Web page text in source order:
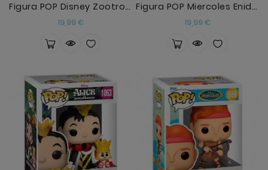
Figura POP Disney Zootropolis 2 Gary De'Snake
19,99 €Precio
Figura POP Miercoles Enid Sinclair De Blanco
19,99 €Precio